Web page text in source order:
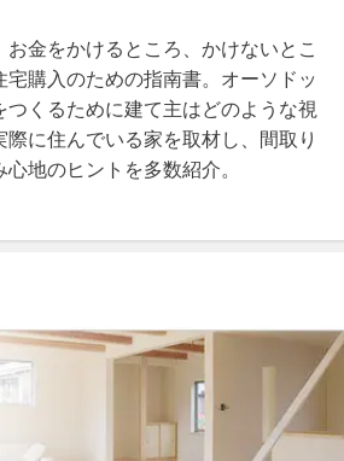
金をかけるところ、かけないとこ
購入のための指南書。オーソドッ
くるために建て主はどのような視
に住んでいる家を取材し、間取り
地のヒントを多数紹介。